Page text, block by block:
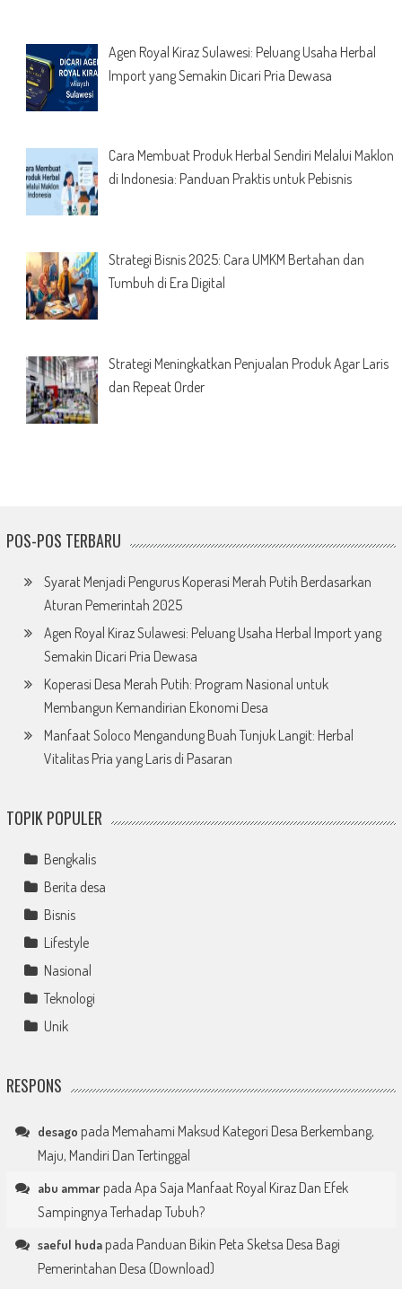
Agen Royal Kiraz Sulawesi: Peluang Usaha Herbal
Import yang Semakin Dicari Pria Dewasa
Cara Membuat Produk Herbal Sendiri Melalui Maklon
di Indonesia: Panduan Praktis untuk Pebisnis
Strategi Bisnis 2025: Cara UMKM Bertahan dan
Tumbuh di Era Digital
Strategi Meningkatkan Penjualan Produk Agar Laris
dan Repeat Order
POS-POS TERBARU
Syarat Menjadi Pengurus Koperasi Merah Putih Berdasarkan
Aturan Pemerintah 2025
Agen Royal Kiraz Sulawesi: Peluang Usaha Herbal Import yang
Semakin Dicari Pria Dewasa
Koperasi Desa Merah Putih: Program Nasional untuk
Membangun Kemandirian Ekonomi Desa
Manfaat Soloco Mengandung Buah Tunjuk Langit: Herbal
Vitalitas Pria yang Laris di Pasaran
TOPIK POPULER
Bengkalis
Berita desa
Bisnis
Lifestyle
Nasional
Teknologi
Unik
RESPONS
desago pada Memahami Maksud Kategori Desa Berkembang,
Maju, Mandiri Dan Tertinggal
abu ammarpada Apa Saja Manfaat Royal Kiraz Dan Efek
Sampingnya Terhadap Tubuh?
saeful hudapada Panduan Bikin Peta Sketsa Desa Bagi
Pemerintahan Desa (Download)